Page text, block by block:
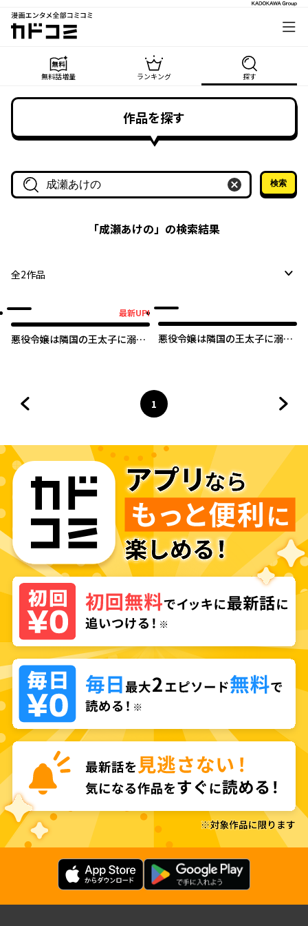
漫画エンタメ全部コミコミ
カドコミ
無料話増量 ランキング 探す
作品を探す
作品名・作家名で探す
検索
「成瀬あけの」の検索結果
全2作品
最新UP!
悪役令嬢は隣国の王太子に溺愛
悪役令嬢は隣国の王太子に溺愛
ページ
1
へ